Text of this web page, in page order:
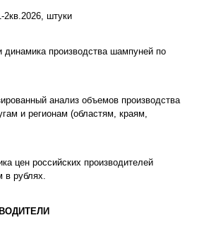
штуки
производства шампуней по
анализ объемов производства
и регионам (областям, краям,
цен российских производителей
в рублях.